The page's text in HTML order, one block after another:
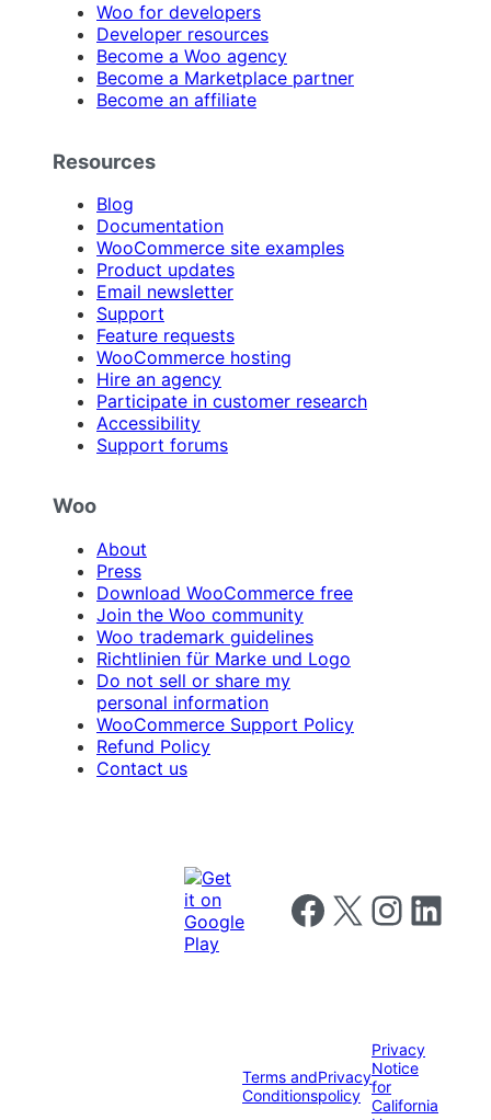
Woo for developers
Developer resources
Become a Woo agency
Become a Marketplace partner
Become an affiliate
Resources
Blog
Documentation
WooCommerce site examples
Product updates
Email newsletter
Support
Feature requests
WooCommerce hosting
Hire an agency
Participate in customer research
Accessibility
Support forums
Woo
About
Press
Download WooCommerce free
Join the Woo community
Woo trademark guidelines
Richtlinien für Marke und Logo
Do not sell or share my
personal information
WooCommerce Support Policy
Refund Policy
Contact us
Follow us on Facebook
Follow us on X Follow us on
Follow us
Terms and
Conditions
Privacy
policy
Privacy
Notice
for
California